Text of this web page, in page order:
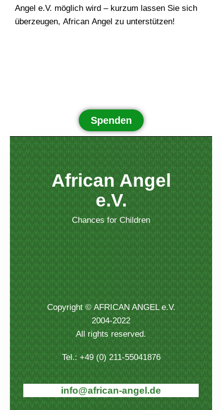
Angel e.V. möglich wird – kurzum lassen Sie sich
überzeugen, African Angel zu unterstützen!
Spenden
African Angel
e.V.
Chances for Children
Copyright © AFRICAN ANGEL e.V.
2004-2022
All rights reserved.
Tel.: +49 (0) 211-55041876
info@african-angel.de